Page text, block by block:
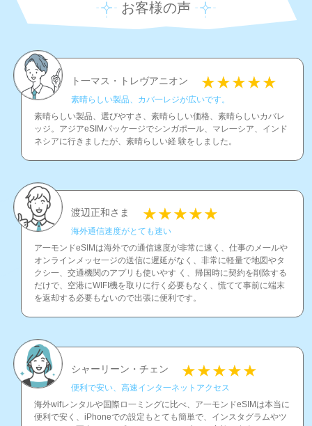
お客様の声
ト一マス・トレヴアニオン
素晴らしい製品、カバ一レジが広いです。
素晴らしい製品、選びやすさ、素晴らしい価格、素晴らしいカバレ
ッジ。アジアeSIMパッケ一ジでシンガポ一ル、マレ一シア、インド
ネシアに行きましたが、素晴らしい経 験をしました。
渡辺正和さま
海外通信速度がとても速い
ア一モンドeSIMは海外での通信速度が非常に速く、仕事のメ一ルや
オンラインメッセ一ジの送信に遲延がなく、非常に軽量で地図やタ
クシ一、交通機関のアプリも使いやす く、帰国時に契約を削除する
だけで、空港にWIFI機を取りに行く必要もなく、慌てて事前に端末
を返却する必要もないので出張に便利です。
シャーリーン・チェン
便利で安い、高速インタ一ネットアクセス
海外wifレンタルや国際ロ一ミングに比べ、ア一モンドeSIMは本当に
便利で安く、iPhoneでの設定もとても簡単で、インスタグラムやツ